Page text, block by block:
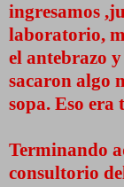
ingresamos
laboratorio,
el antebrazo
sacaron algo
sopa. Eso era
Terminando
consultorio